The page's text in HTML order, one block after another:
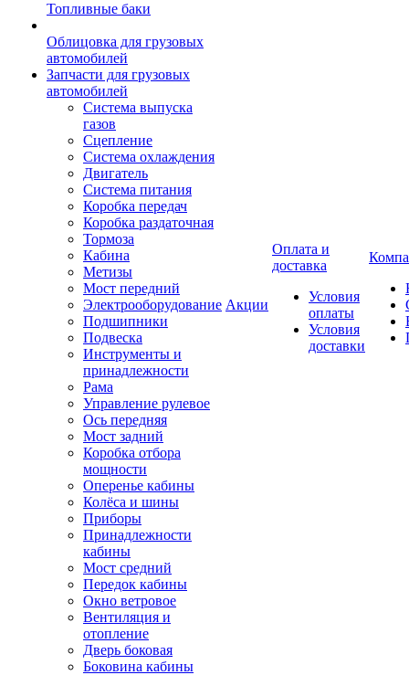
Топливные баки
Облицовка для грузовых
автомобилей
Запчасти для грузовых
автомобилей
Система выпуска
газов
Сцепление
Система охлаждения
Двигатель
Система питания
Коробка передач
Коробка раздаточная
Тормоза
Кабина
Метизы
Мост передний
Электрооборудование
Подшипники
Подвеска
Инструменты и
принадлежности
Рама
Управление рулевое
Ось передняя
Мост задний
Коробка отбора
мощности
Оперенье кабины
Колёса и шины
Приборы
Принадлежности
кабины
Мост средний
Передок кабины
Окно ветровое
Вентиляция и
отопление
Дверь боковая
Боковина кабины
Акции
Оплата и
доставка
Условия
оплаты
Условия
доставки